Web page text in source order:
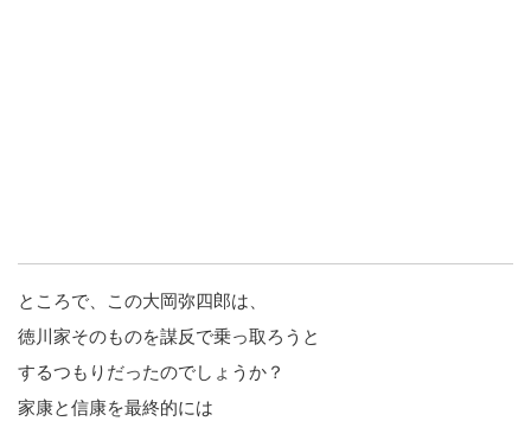
ところで、この大岡弥四郎は、
徳川家そのものを謀反で乗っ取ろうと
するつもりだったのでしょうか？
家康と信康を最終的には